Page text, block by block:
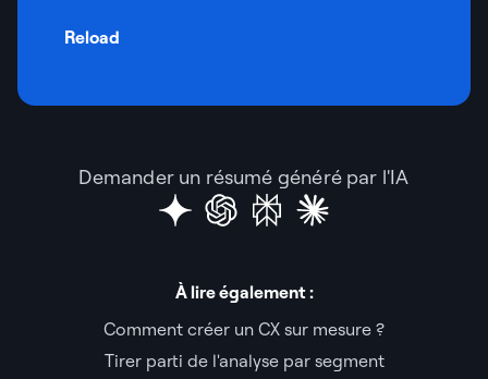
Reload
Demander un résumé généré par l'IA
À lire également :
Comment créer un CX sur mesure ?
Tirer parti de l'analyse par segment